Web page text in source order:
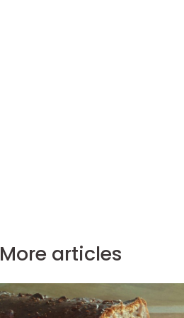
More articles